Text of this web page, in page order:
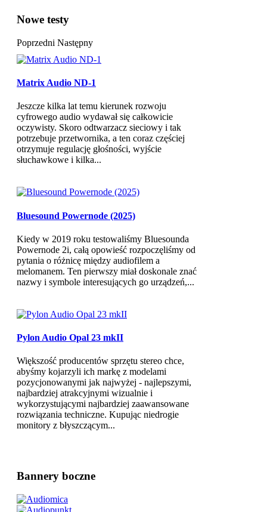
Nowe testy
Poprzedni Następny
Matrix Audio ND-1
Jeszcze kilka lat temu kierunek rozwoju
cyfrowego audio wydawał się całkowicie
oczywisty. Skoro odtwarzacz sieciowy i tak
potrzebuje przetwornika, a ten coraz częściej
otrzymuje regulację głośności, wyjście
słuchawkowe i kilka...
Bluesound Powernode (2025)
Kiedy w 2019 roku testowaliśmy Bluesounda
Powernode 2i, całą opowieść rozpoczęliśmy od
pytania o różnicę między audiofilem a
melomanem. Ten pierwszy miał doskonale znać
nazwy i symbole interesujących go urządzeń,...
Pylon Audio Opal 23 mkII
Większość producentów sprzętu stereo chce,
abyśmy kojarzyli ich markę z modelami
pozycjonowanymi jak najwyżej - najlepszymi,
najbardziej atrakcyjnymi wizualnie i
wykorzystującymi najbardziej zaawansowane
rozwiązania techniczne. Kupując niedrogie
monitory z błyszczącym...
Bannery boczne